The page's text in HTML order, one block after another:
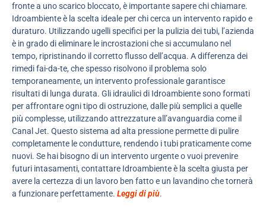
fronte a uno scarico bloccato, è importante sapere chi chiamare.
Idroambiente è la scelta ideale per chi cerca un intervento rapido e
duraturo. Utilizzando ugelli specifici per la pulizia dei tubi, l’azienda
è in grado di eliminare le incrostazioni che si accumulano nel
tempo, ripristinando il corretto flusso dell’acqua. A differenza dei
rimedi fai-da-te, che spesso risolvono il problema solo
temporaneamente, un intervento professionale garantisce
risultati di lunga durata. Gli idraulici di Idroambiente sono formati
per affrontare ogni tipo di ostruzione, dalle più semplici a quelle
più complesse, utilizzando attrezzature all’avanguardia come il
Canal Jet. Questo sistema ad alta pressione permette di pulire
completamente le condutture, rendendo i tubi praticamente come
nuovi. Se hai bisogno di un intervento urgente o vuoi prevenire
futuri intasamenti, contattare Idroambiente è la scelta giusta per
avere la certezza di un lavoro ben fatto e un lavandino che tornerà
a funzionare perfettamente. Leggi di più.